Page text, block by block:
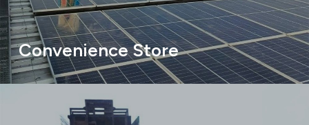
Convenience Store